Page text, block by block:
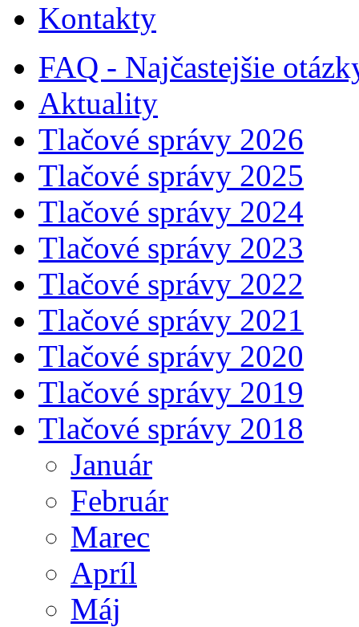
Kontakty
FAQ - Najčastejšie
Aktuality
Tlačové správy 2026
Tlačové správy 2025
Tlačové správy 2024
Tlačové správy 2023
Tlačové správy 2022
Tlačové správy 2021
Tlačové správy 2020
Tlačové správy 2019
Tlačové správy 2018
Január
Február
Marec
Apríl
Máj